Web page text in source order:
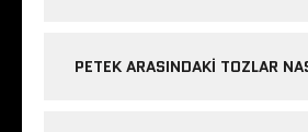
PETEK ARASINDAKI TOZLAR